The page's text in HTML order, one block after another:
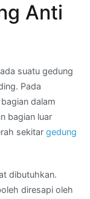
Anti
suatu gedung
Pada
dalam
bagian luar
sekitar gedung
dibutuhkan.
diresapi oleh